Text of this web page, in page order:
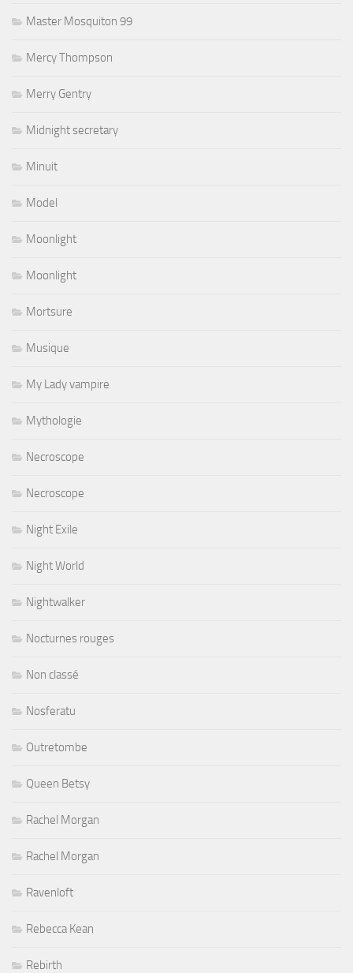
Master Mosquiton 99
Mercy Thompson
Merry Gentry
Midnight secretary
Minuit
Model
Moonlight
Moonlight
Mortsure
Musique
My Lady vampire
Mythologie
Necroscope
Necroscope
Night Exile
Night World
Nightwalker
Nocturnes rouges
Non classé
Nosferatu
Outretombe
Queen Betsy
Rachel Morgan
Rachel Morgan
Ravenloft
Rebecca Kean
Rebirth